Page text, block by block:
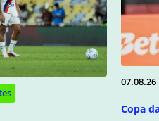
Copa